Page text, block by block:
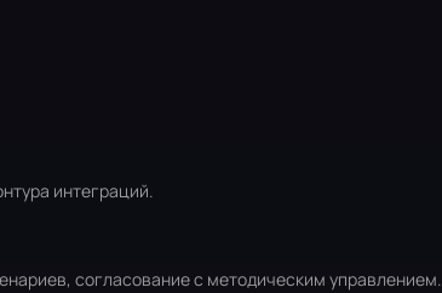
интеграций.
согласование с методическим управлением.